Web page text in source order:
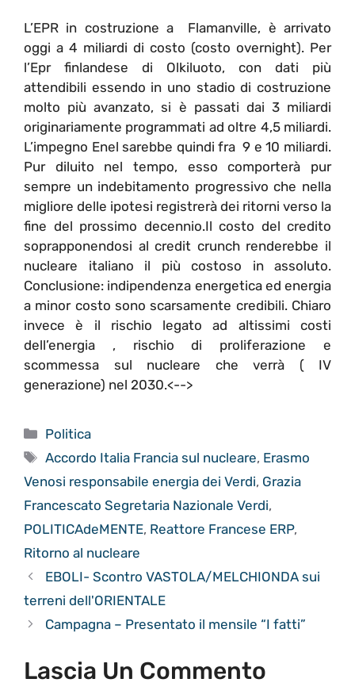
L’EPR in costruzione a Flamanville, è arrivato
oggi a 4 miliardi di costo (costo overnight). Per
l’Epr finlandese di Olkiluoto, con dati più
attendibili essendo in uno stadio di costruzione
molto più avanzato, si è passati dai 3 miliardi
originariamente programmati ad oltre 4,5 miliardi.
L’impegno Enel sarebbe quindi fra 9 e 10 miliardi.
Pur diluito nel tempo, esso comporterà pur
sempre un indebitamento progressivo che nella
migliore delle ipotesi registrerà dei ritorni verso la
fine del prossimo decennio.Il costo del credito
soprapponendosi al credit crunch renderebbe il
nucleare italiano il più costoso in assoluto.
Conclusione: indipendenza energetica ed energia
a minor costo sono scarsamente credibili. Chiaro
invece è il rischio legato ad altissimi costi
dell’energia , rischio di proliferazione e
scommessa sul nucleare che verrà ( IV
generazione) nel 2030.<-->
Categorie
Politica
Tag
Accordo Italia Francia sul nucleare, Erasmo
Venosi responsabile energia dei Verdi, Grazia
Francescato Segretaria Nazionale Verdi,
POLITICAdeMENTE, Reattore Francese ERP,
Ritorno al nucleare
EBOLI- Scontro VASTOLA/MELCHIONDA sui
terreni dell'ORIENTALE
Campagna – Presentato il mensile “I fatti”
Lascia Un Commento